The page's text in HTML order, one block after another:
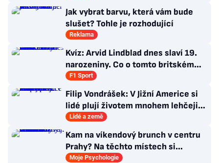
Jak vybrat barvu, která vám bude
slušet? Tohle je rozhodující
Reklama
Kvíz: Arvid Lindblad dnes slaví 19.
narozeniny. Co o tomto britském
závodníkovi víte?
F1 Sport
Filip Vondrášek: V Jižní Americe si
lidé plují životem mnohem lehčeji,
věci tolik neřeší
Lidé a země
Kam na víkendový brunch v centru
Prahy? Na těchto místech si
dlouhou snídani užívají i místní
Moje Psychologie